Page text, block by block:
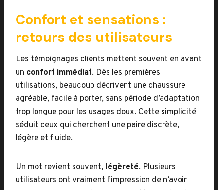
Confort et sensations :
retours des utilisateurs
Les témoignages clients mettent souvent en avant
un confort immédiat. Dès les premières
utilisations, beaucoup décrivent une chaussure
agréable, facile à porter, sans période d’adaptation
trop longue pour les usages doux. Cette simplicité
séduit ceux qui cherchent une paire discrète,
légère et fluide.
Un mot revient souvent, légèreté. Plusieurs
utilisateurs ont vraiment l’impression de n’avoir